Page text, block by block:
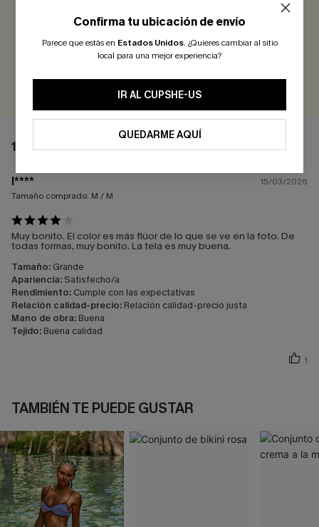
4.0 1 COMENTARIO
¡Gana más de 30 puntos por cada reseña que dejes!
EVALUAR
1 COMENTARIO
l****
15/03/2026
Tamaño comprado: M / M
Muy bonito. El color es más flúor de lo que se ve en la foto. De
todas formas, muy bonito. La tela es muy buena.
Tamaño: Grande
Apariencia: Satisfecho/a
Rendimiento: Cumple con las expectativas
Relación calidad-precio: Relación calidad-precio justa
Mano de obra: Buena
Tejido: Buena calidad
1
TAMBIÉN TE PUEDE GUSTAR
Confirma tu ubicación de envío
Parece que estás en Estados Unidos. ¿Quieres cambiar al sitio
local para una mejor experiencia?
IR AL CUPSHE-US
QUEDARME AQUÍ